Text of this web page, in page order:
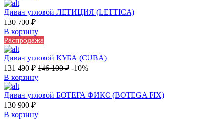
Диван угловой ЛЕТИЦИЯ (LETTICA)
130 700 ₽
В корзину
Распродажа
Диван угловой КУБА (CUBA)
131 490 ₽ 146 100₽ -10%
В корзину
Диван угловой БОТЕГА ФИКС (BOTEGA FIX)
130 900 ₽
В корзину